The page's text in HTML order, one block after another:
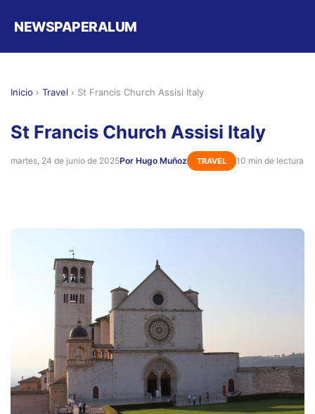
NEWSPAPERALUM
Inicio › Travel › St Francis Church Assisi Italy
St Francis Church Assisi Italy
martes, 24 de junio de 2025Por Hugo Muñoz TRAVEL 10 min de lectura